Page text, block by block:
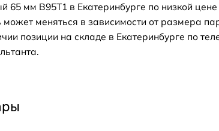
65 мм В95Т1 в Екатеринбурге по низкой
может меняться в зависимости от размера
позиции на складе в Екатеринбурге по